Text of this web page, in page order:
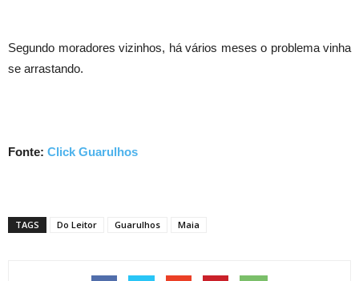
Segundo moradores vizinhos, há vários meses o problema vinha
se arrastando.
Fonte: Click Guarulhos
TAGS Do Leitor Guarulhos Maia